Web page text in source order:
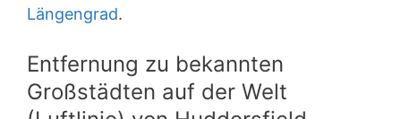
Längengrad.
Entfernung zu bekannten
Großstädten auf der Welt